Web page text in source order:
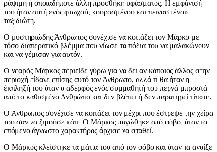
ράψιμη ή οποιαδήποτε άλλη προσθήκη υφάσματος. Η εμφάνισή
του ήταν αυτή ενός φτωχού, κουρασμένου και πεινασμένου
ταξιδιώτη.
Ο μυστηριώδης Άνθρωπος συνέχισε να κοιτάζει τον Μάρκο με
τόσο διαπερατικό βλέμμα που νίωσε τα πόδια του να μαλακώνουν
και να γέμισαν για αυτόν.
Ο νεαρός Μάρκος περιείδε γύρω για να δει αν κάποιος άλλος στην
περιοχή είδανε επίσης αυτό τον Άνθρωπο, αλλά τι θα ήταν η
έκπληξή του όταν ο αδερφός ενός συμμαθητή του περνά μπροστά
από το καθισμένο Ανθρώπο και δεν βλέπει ή δεν παρατηρεί τίποτε.
Ο Άνθρωπος συνέχισε να κοιτάζει τον μέχρι που έστρεψε την χείρα
του σαν να ζητούσε κάτι. Ο Μάρκος παγώθηκε από φόβο, όταν το
επόμενο άγνωστο χαρακτήρας άρχισε να σταθεί.
Ο Μάρκος κλείστηκε τα μάτια του από τον φόβο και όταν τα ανοίξε